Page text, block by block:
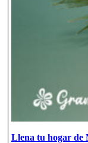
Llena tu hogar de